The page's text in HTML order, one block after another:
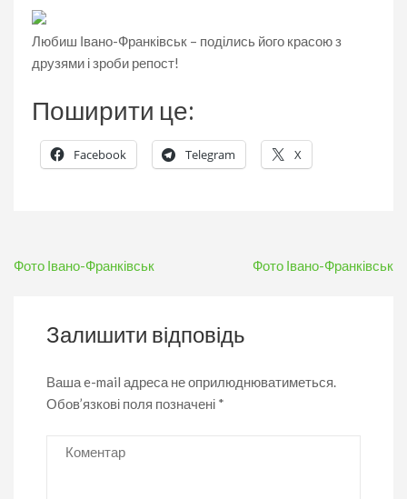
Любиш Івано-Франківськ – поділись його красою з
друзями і зроби репост!
Поширити це:
Facebook Telegram X
Навігація
Фото Івано-Франківськ Фото Івано-Франківськ
Залишити відповідь
Ваша e-mail адреса не оприлюднюватиметься.
Обов’язкові поля позначені *
Коментар